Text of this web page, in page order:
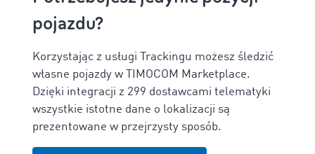
pojazdu?
Korzystając z usługi Trackingu możesz śledzić
własne pojazdy w TIMOCOM Marketplace.
Dzięki integracji z 299 dostawcami telematyki
wszystkie istotne dane o lokalizacji są
prezentowane w przejrzysty sposób.